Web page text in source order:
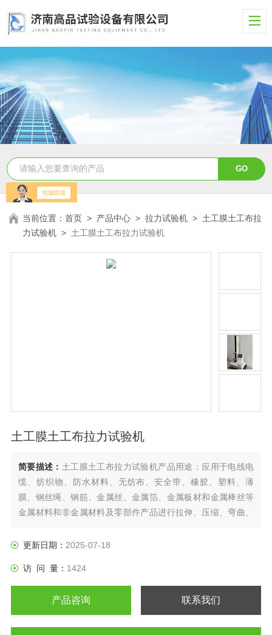
当前位置：首页 > 产品中心 >拉力试验机 > 土工膜土工布拉
力试验机 > 土工膜土工布拉力试验机
土工膜土工布拉力试验机
简要描述： 土工膜土工布拉力试验机产品用途：应用于电线电
缆、纺织物、防水材料、无纺布、安全带、橡胶、塑料、薄
膜、钢丝绳、钢筋、金属丝、金属箔、金属板材和金属棒丝等
金属材料和非金属材料及零部件产品进行拉伸、压缩、弯曲、
率等试验，以及一些产品的特殊力学性能试验。
更新日期： 2025-07-18
访 问 量： 1424
产品咨询 联系我们